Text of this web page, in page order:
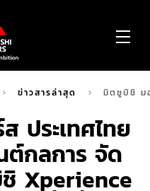
ข่าวสารล่าสุด มิตซูบิชิ ม
ประเทศไทย
ต์กลการ จัด
Xperience